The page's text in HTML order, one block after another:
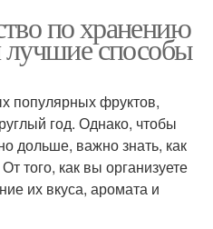
по хранению
лучшие способы
популярных фруктов,
год. Однако, чтобы
дольше, важно знать, как
того, как вы организуете
их вкуса, аромата и